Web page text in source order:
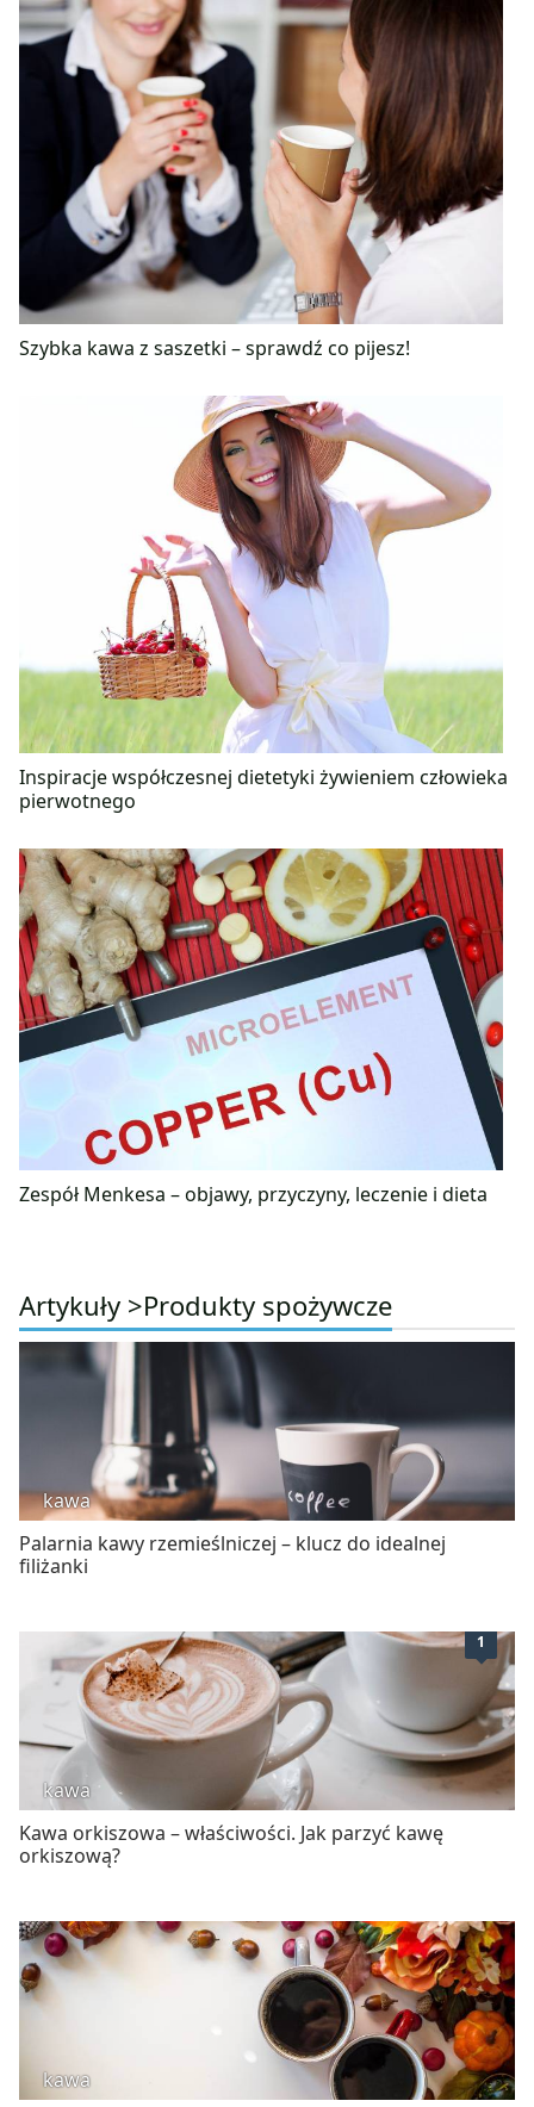
Szybka kawa z saszetki – sprawdź co pijesz!
Inspiracje współczesnej dietetyki żywieniem człowieka
pierwotnego
Zespół Menkesa – objawy, przyczyny, leczenie i dieta
Artykuły >Produkty spożywcze
kawa
Palarnia kawy rzemieślniczej – klucz do idealnej
filiżanki
1
kawa
Kawa orkiszowa – właściwości. Jak parzyć kawę
orkiszową?
kawa